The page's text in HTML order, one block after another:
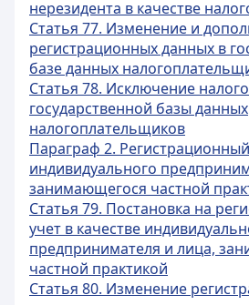
нерезидента в качестве
Статья 77. Изменение и
регистрационных данных в
базе данных
Статья 78. Исключение
государственной базы данных
налогоплательщиков
Параграф 2.
индивидуального
занимающегося частной
Статья 79. Постановка на
учет в качестве
предпринимателя и лица,
частной практикой
Статья 80. Изменение